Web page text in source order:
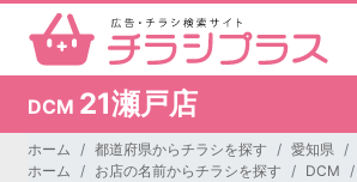
DCM 21瀬戸店
ホーム 都道府県からチラシを探す 愛知県
ホーム
お店の名前からチラシを探す DCM